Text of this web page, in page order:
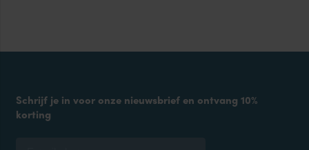
Schrijf je in voor onze nieuwsbrief en ontvang 10%
korting